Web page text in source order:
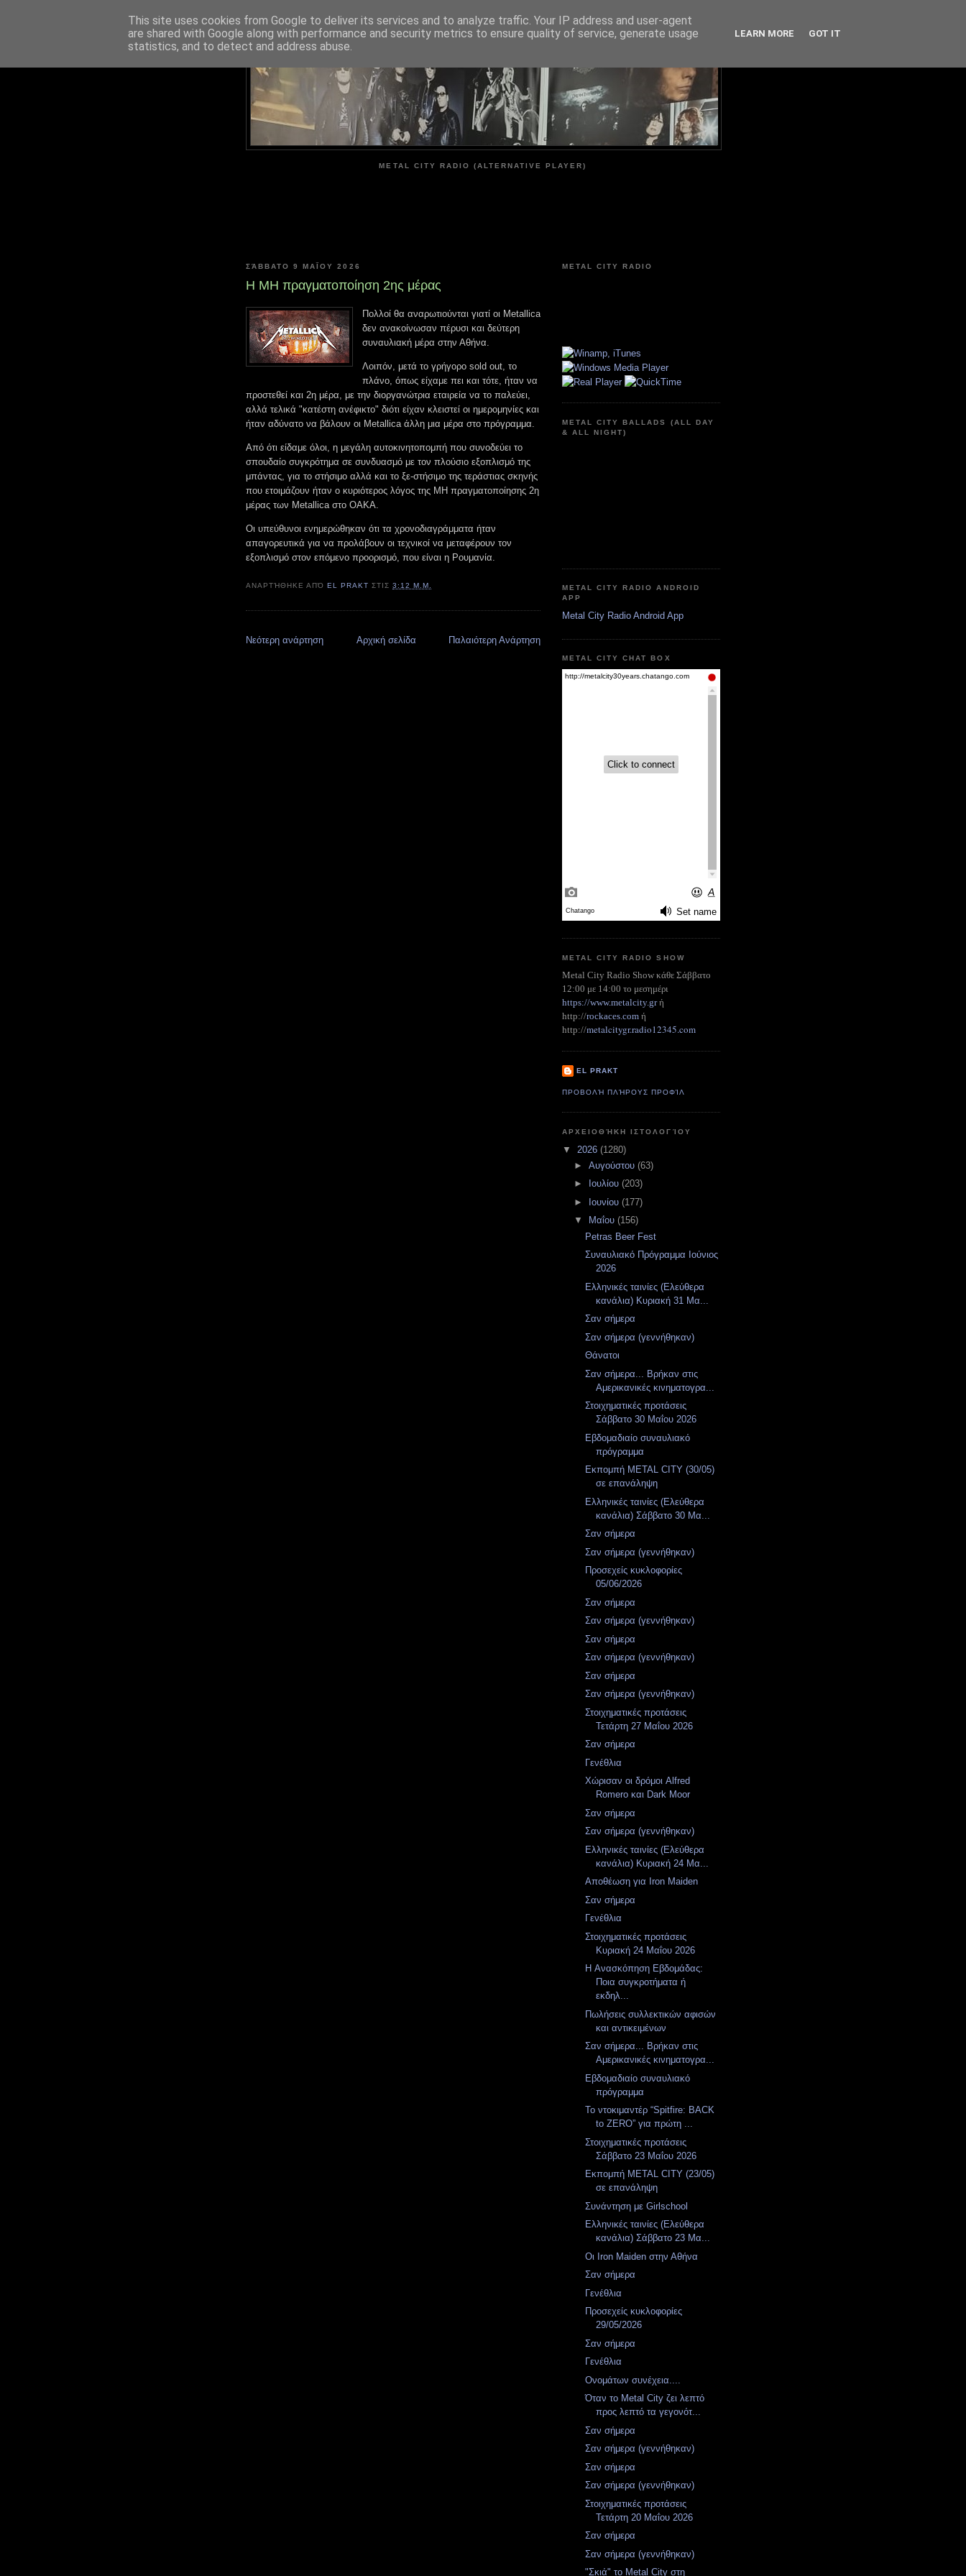
METAL CITY
METAL CITY RADIO (ALTERNATIVE PLAYER)
ΣΆΒΒΑΤΟ 9 ΜΑΪ́ΟΥ 2026
Η ΜΗ πραγματοποίηση 2ης μέρας
Πολλοί θα αναρωτιούνται γιατί οι Metallica
δεν ανακοίνωσαν πέρυσι και δεύτερη
συναυλιακή μέρα στην Αθήνα.
Λοιπόν, μετά το γρήγορο sold out, το
πλάνο, όπως είχαμε πει και τότε, ήταν να
προστεθεί και 2η μέρα, με την διοργανώτρια εταιρεία να το παλεύει,
αλλά τελικά "κατέστη ανέφικτο" διότι είχαν κλειστεί οι ημερομηνίες και
ήταν αδύνατο να βάλουν οι Metallica άλλη μια μέρα στο πρόγραμμα.
Από ότι είδαμε όλοι, η μεγάλη αυτοκινητοπομπή που συνοδεύει το
σπουδαίο συγκρότημα σε συνδυασμό με τον πλούσιο εξοπλισμό της
μπάντας, για το στήσιμο αλλά και το ξε-στήσιμο της τεράστιας σκηνής
που ετοιμάζουν ήταν ο κυριότερος λόγος της ΜΗ πραγματοποίησης 2η
μέρας των Metallica στο ΟΑΚΑ.
Οι υπεύθυνοι ενημερώθηκαν ότι τα χρονοδιαγράμματα ήταν
απαγορευτικά για να προλάβουν οι τεχνικοί να μεταφέρουν τον
εξοπλισμό στον επόμενο προορισμό, που είναι η Ρουμανία.
ΑΝΑΡΤΉΘΗΚΕ ΑΠΌEL PRAKT ΣΤΙΣ3:12 Μ.Μ.
Νεότερη ανάρτηση Παλαιότερη Ανάρτηση
Αρχική σελίδα
METAL CITY RADIO
METAL CITY BALLADS (ALL DAY
& ALL NIGHT)
METAL CITY RADIO ANDROID
APP
Metal City Radio Android App
METAL CITY CHAT BOX
METAL CITY RADIO SHOW
Metal City Radio Show κάθε Σάββατο
12:00 με 14:00 το μεσημέρι
https://www.metalcity.grή
http://rockaces.com ή
http://metalcitygr.radio12345.com
EL PRAKT
ΠΡΟΒΟΛΉ ΠΛΉΡΟΥΣ ΠΡΟΦΊΛ
ΑΡΧΕΙΟΘΉΚΗ ΙΣΤΟΛΟΓΊΟΥ
▼ 2026 (1280)
► Αυγούστου (63)
►
Ιουλίου (203)
►
Ιουνίου (177)
▼
Μαΐου (156)
Petras Beer Fest
Συναυλιακό Πρόγραμμα Ιούνιος
2026
Ελληνικές ταινίες (Ελεύθερα
κανάλια) Κυριακή 31 Μα...
Σαν σήμερα
Σαν σήμερα (γεννήθηκαν)
Θάνατοι
Σαν σήμερα... Βρήκαν στις
Αμερικανικές κινηματογρα...
Στοιχηματικές προτάσεις
Σάββατο 30 Μαΐου 2026
Εβδομαδιαίο συναυλιακό
πρόγραμμα
Εκπομπή METAL CITY (30/05)
σε επανάληψη
Ελληνικές ταινίες (Ελεύθερα
κανάλια) Σάββατο 30 Μα...
Σαν σήμερα
Σαν σήμερα (γεννήθηκαν)
Προσεχείς κυκλοφορίες
05/06/2026
Σαν σήμερα
Σαν σήμερα (γεννήθηκαν)
Σαν σήμερα
Σαν σήμερα (γεννήθηκαν)
Σαν σήμερα
Σαν σήμερα (γεννήθηκαν)
Στοιχηματικές προτάσεις
Τετάρτη 27 Μαΐου 2026
Σαν σήμερα
Γενέθλια
Χώρισαν οι δρόμοι Alfred
Romero και Dark Moor
Σαν σήμερα
Σαν σήμερα (γεννήθηκαν)
Ελληνικές ταινίες (Ελεύθερα
κανάλια) Κυριακή 24 Μα...
Αποθέωση για Iron Maiden
Σαν σήμερα
Γενέθλια
Στοιχηματικές προτάσεις
Κυριακή 24 Μαΐου 2026
H Ανασκόπηση Εβδομάδας:
Ποια συγκροτήματα ή
εκδηλ...
Πωλήσεις συλλεκτικών αφισών
και αντικειμένων
Σαν σήμερα... Βρήκαν στις
Αμερικανικές κινηματογρα...
Εβδομαδιαίο συναυλιακό
πρόγραμμα
To ντοκιμαντέρ “Spitfire: BACK
to ZERO” για πρώτη ...
Στοιχηματικές προτάσεις
Σάββατο 23 Μαΐου 2026
Εκπομπή METAL CITY (23/05)
σε επανάληψη
Συνάντηση με Girlschool
Ελληνικές ταινίες (Ελεύθερα
κανάλια) Σάββατο 23 Μα...
Οι Iron Maiden στην Αθήνα
Σαν σήμερα
Γενέθλια
Προσεχείς κυκλοφορίες
29/05/2026
Σαν σήμερα
Γενέθλια
Ονομάτων συνέχεια....
Όταν το Metal City ζει λεπτό
προς λεπτό τα γεγονότ...
Σαν σήμερα
Σαν σήμερα (γεννήθηκαν)
Σαν σήμερα
Σαν σήμερα (γεννήθηκαν)
Στοιχηματικές προτάσεις
Τετάρτη 20 Μαΐου 2026
Σαν σήμερα
Σαν σήμερα (γεννήθηκαν)
"Σκιά" το Metal City στη
This site uses cookies from Google to deliver its services and to analyze traffic. Your IP address and user-agent
are shared with Google along with performance and security metrics to ensure quality of service, generate usage
statistics, and to detect and address abuse.
LEARN MORE GOT IT